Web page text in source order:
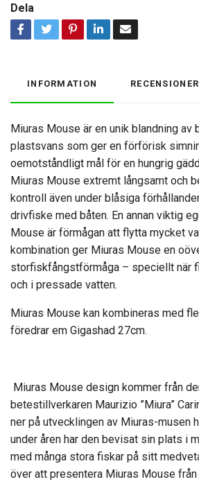
Dela
INFORMATION RECENSIONER
Miuras Mouse är en unik blandning av
plastsvans som ger en förförisk
oemotståndligt mål för en hungrig
Miuras Mouse extremt långsamt och
kontroll även under blåsiga
drivfiske med båten. En annan viktig
Mouse är förmågan att flytta mycket
kombination ger Miuras Mouse en
storfiskfångstförmåga – speciellt när
och i pressade vatten.
Miuras Mouse kan kombineras med
föredrar em Gigashad 27cm.
Miuras Mouse design kommer från
betestillverkaren Maurizio ”Miura”
ner på utvecklingen av Miuras-musen
under åren har den bevisat sin plats i
med många stora fiskar på sitt
över att presentera Miuras Mouse från